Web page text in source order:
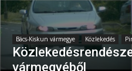
Bács-Kiskun vármegye Közlekedés
vármegyéből